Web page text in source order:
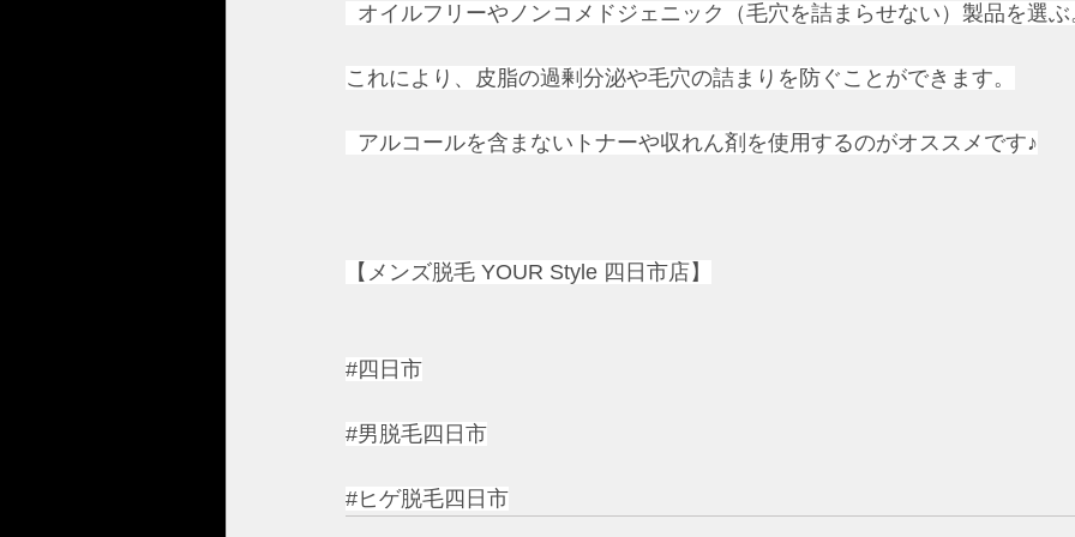
オイルフリーやノンコメドジェニック（毛穴を詰まらせない）製品を選ぶ
これにより、皮脂の過剰分泌や毛穴の詰まりを防ぐことができます。
アルコールを含まないトナーや収れん剤を使用するのがオススメです♪
【メンズ脱毛 YOUR Style 四日市店】
#四日市
#男脱毛四日市
#ヒゲ脱毛四日市